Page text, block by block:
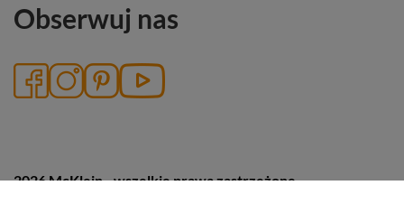
Obserwuj nas
2026 McKlein - wszelkie prawa zastrzeżone